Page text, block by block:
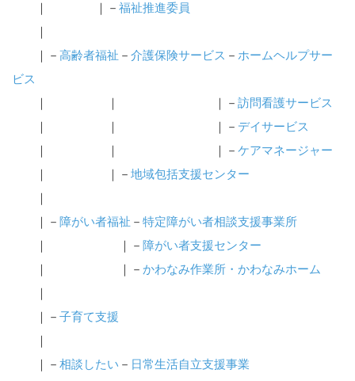
｜ ｜－ 福祉推進委員
｜
｜－ 高齢者福祉 － 介護保険サービス － ホームヘルプサー
ビス
｜ ｜ ｜－ 訪問看護サービス
｜ ｜ ｜－ デイサービス
｜ ｜ ｜－ ケアマネージャー
｜ ｜－ 地域包括支援センター
｜
｜－ 障がい者福祉 － 特定障がい者相談支援事業所
｜ ｜－ 障がい者支援センター
｜ ｜－ かわなみ作業所・かわなみホーム
｜
｜－ 子育て支援
｜
｜－ 相談したい － 日常生活自立支援事業